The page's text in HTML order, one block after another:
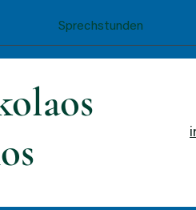
Sprechstunden